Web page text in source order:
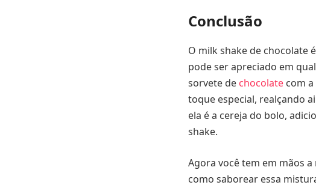
Conclusão
O milk shake de chocolate
pode ser apreciado em
sorvete de chocolate com
toque especial, realçando
ela é a cereja do bolo,
shake.
Agora você tem em mãos
como saborear essa